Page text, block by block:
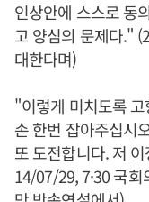
인상안에 스스로 동
고 양심의 문제다."
대한다며)
"이렇게 미치도록
손 한번 잡아주십시
또 도전합니다. 저 이
14/07/29, 7·30 국